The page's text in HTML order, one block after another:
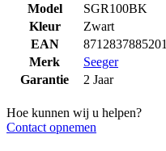
Model
SGR100BK
Kleur
Zwart
EAN
8712837885201
Merk
Seeger
Garantie
2 Jaar
Hoe kunnen wij u helpen?
Contact opnemen